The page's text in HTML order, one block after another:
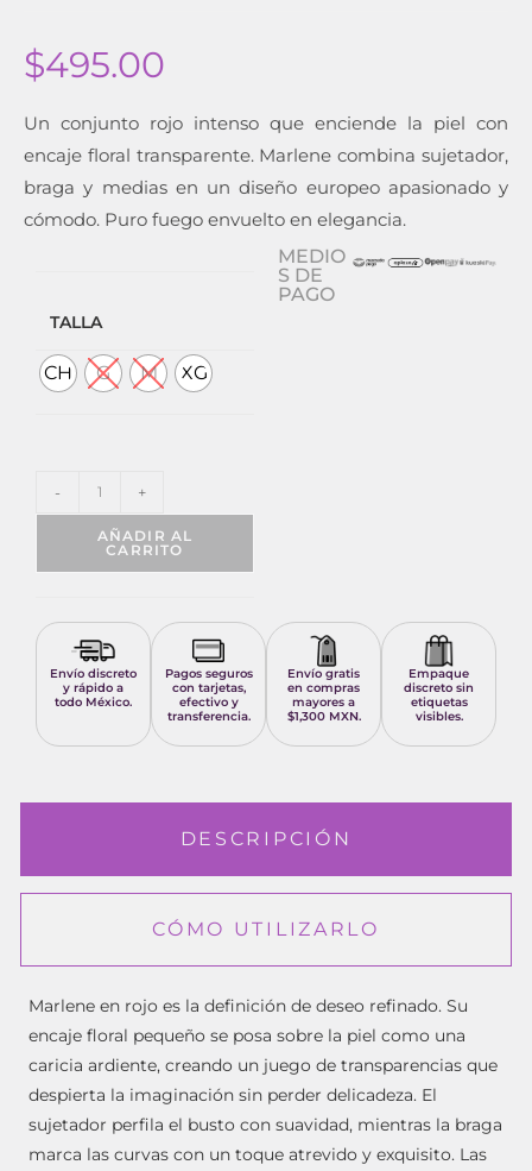
$495.00
Un conjunto rojo intenso que enciende la piel con
encaje floral transparente. Marlene combina sujetador,
braga y medias en un diseño europeo apasionado y
cómodo. Puro fuego envuelto en elegancia.
TALLA
CH G M XG
- +
AÑADIR AL
CARRITO
MEDIO
S DE
PAGO
Envío discreto
y rápido a
todo México.
Pagos seguros
con tarjetas,
efectivo y
transferencia.
Envío gratis
en compras
mayores a
$1,300 MXN.
Empaque
discreto sin
etiquetas
visibles.
DESCRIPCIÓN
CÓMO UTILIZARLO
Marlene en rojo es la definición de deseo refinado. Su
encaje floral pequeño se posa sobre la piel como una
caricia ardiente, creando un juego de transparencias que
despierta la imaginación sin perder delicadeza. El
sujetador perfila el busto con suavidad, mientras la braga
marca las curvas con un toque atrevido y exquisito. Las